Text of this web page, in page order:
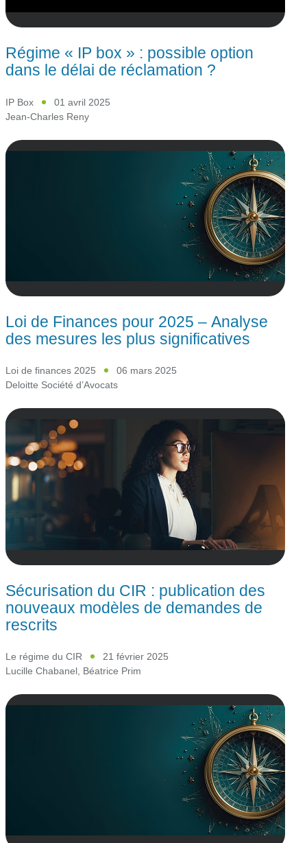
Régime « IP box » : possible option
dans le délai de réclamation ?
IP Box
01 avril 2025
Jean-Charles Reny
Loi de Finances pour 2025 – Analyse
des mesures les plus significatives
Loi de finances 2025
06 mars 2025
Deloitte Société d’Avocats
Sécurisation du CIR : publication des
nouveaux modèles de demandes de
rescrits
Le régime du CIR
21 février 2025
Lucille Chabanel Béatrice Prim